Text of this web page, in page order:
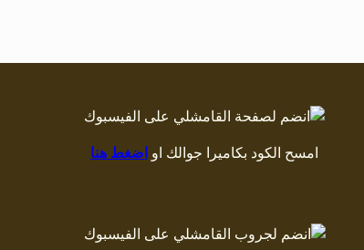
امسح الكود بكاميرا جوالك او اضغط هنا